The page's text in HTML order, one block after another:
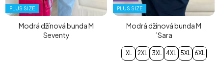
PLUS SIZE
Modrá džínová bunda M
Seventy
PLUS SIZE
Modrá džínová bunda M
´Sara
XL 2XL 3XL 4XL 5XL 6XL